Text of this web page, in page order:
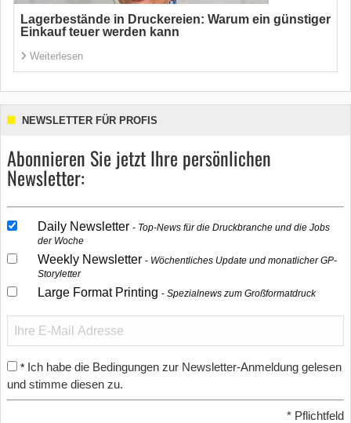
Lagerbestände in Druckereien: Warum ein günstiger
Einkauf teuer werden kann
Weiterlesen
NEWSLETTER FÜR PROFIS
Abonnieren Sie jetzt Ihre persönlichen
Newsletter:
Daily Newsletter
Top-News für die Druckbranche und die Jobs
der Woche
Weekly Newsletter
Wöchentliches Update und monatlicher GP-
Storyletter
Large Format Printing Spezialnews zum Großformatdruck
* Ich habe die Bedingungen zur Newsletter-Anmeldung gelesen
und stimme diesen zu.
* Pflichtfeld